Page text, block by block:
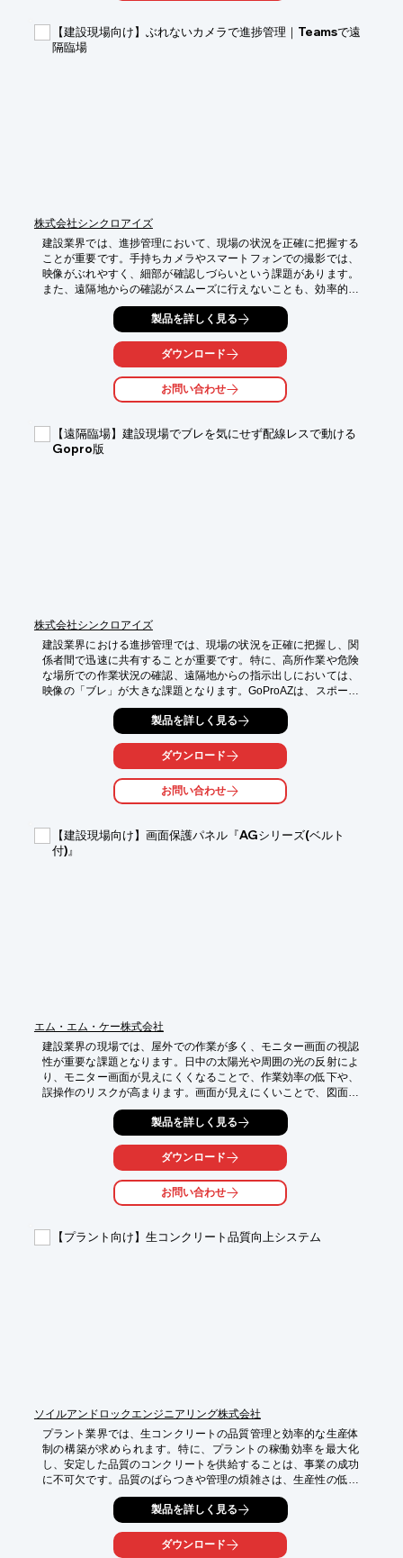
・事務所と現場間の連絡
・複数現場間の連携
・緊急時の迅速な情報共有
【建設現場向け】ぶれないカメラで進捗管理｜Teamsで遠
隔臨場
株式会社シンクロアイズ
建設業界では、進捗管理において、現場の状況を正確に把握する
ことが重要です。手持ちカメラやスマートフォンでの撮影では、
映像がぶれやすく、細部が確認しづらいという課題があります。
また、遠隔地からの確認がスムーズに行えないことも、効率的な
進捗管理の妨げになります。本製品は、ぶれないカメラで作業映
像を安定して共有できる遠隔臨場システムです。接続も簡単ワン
タッチで、御社がお使いのTeams会議にそのまま参加できます。
【活用シーン】
・現場の進捗状況を遠隔から確認
・作業員の安全管理
【導入の効果】
・現場の状況を正確に把握し、進捗管理の効率化
製品を詳しく見る
ダウンロード
お問い合わせ
【遠隔臨場】建設現場でブレを気にせず配線レスで動ける
Gopro版
株式会社シンクロアイズ
建設業界における進捗管理では、現場の状況を正確に把握し、関
係者間で迅速に共有することが重要です。特に、高所作業や危険
な場所での作業状況の確認、遠隔地からの指示出しにおいては、
映像の「ブレ」が大きな課題となります。GoProAZは、スポーツ
やアクティビティで使われる「GoPro」カメラを搭載し、ブレを
低減することで、より鮮明な映像を提供します。ケーブルレスで
Zoomに接続できるため、現場作業者の負担を軽減し、スムーズ
な情報共有を実現します。
【活用シーン】
・建設現場の進捗状況確認
・安全管理
・関係者へのリアルタイム情報共有
製品を詳しく見る
ダウンロード
お問い合わせ
【建設現場向け】画面保護パネル『AGシリーズ(ベルト
付)』
エム・エム・ケー株式会社
建設業界の現場では、屋外での作業が多く、モニター画面の視認
性が重要な課題となります。日中の太陽光や周囲の光の反射によ
り、モニター画面が見えにくくなることで、作業効率の低下や、
誤操作のリスクが高まります。画面が見えにくいことで、図面や
指示内容の確認に時間がかかり、作業の遅延につながる可能性も
あります。当社の画面保護パネル『AGシリーズ(ベルト付)』は、
アンチグレア加工により画面への映り込みを軽減し、ブルーライ
トカット機能も搭載。屋外や明るい環境下でも、モニター画面を
見やすくし、作業効率の向上に貢献します。
【活用シーン】
・屋外でのモニター利用
・重機や建機のモニター
製品を詳しく見る
ダウンロード
お問い合わせ
【プラント向け】生コンクリート品質向上システム
ソイルアンドロックエンジニアリング株式会社
プラント業界では、生コンクリートの品質管理と効率的な生産体
制の構築が求められます。特に、プラントの稼働効率を最大化
し、安定した品質のコンクリートを供給することは、事業の成功
に不可欠です。品質のばらつきや管理の煩雑さは、生産性の低下
やコスト増加につながる可能性があります。当社の生コンクリー
ト品質向上・遠隔監視システムは、フレッシュコンクリートの単
位水量をリアルタイムにクラウド上で監視し、品質の安定化と効
率的なプラント運営を支援します。
製品を詳しく見る
ダウンロード